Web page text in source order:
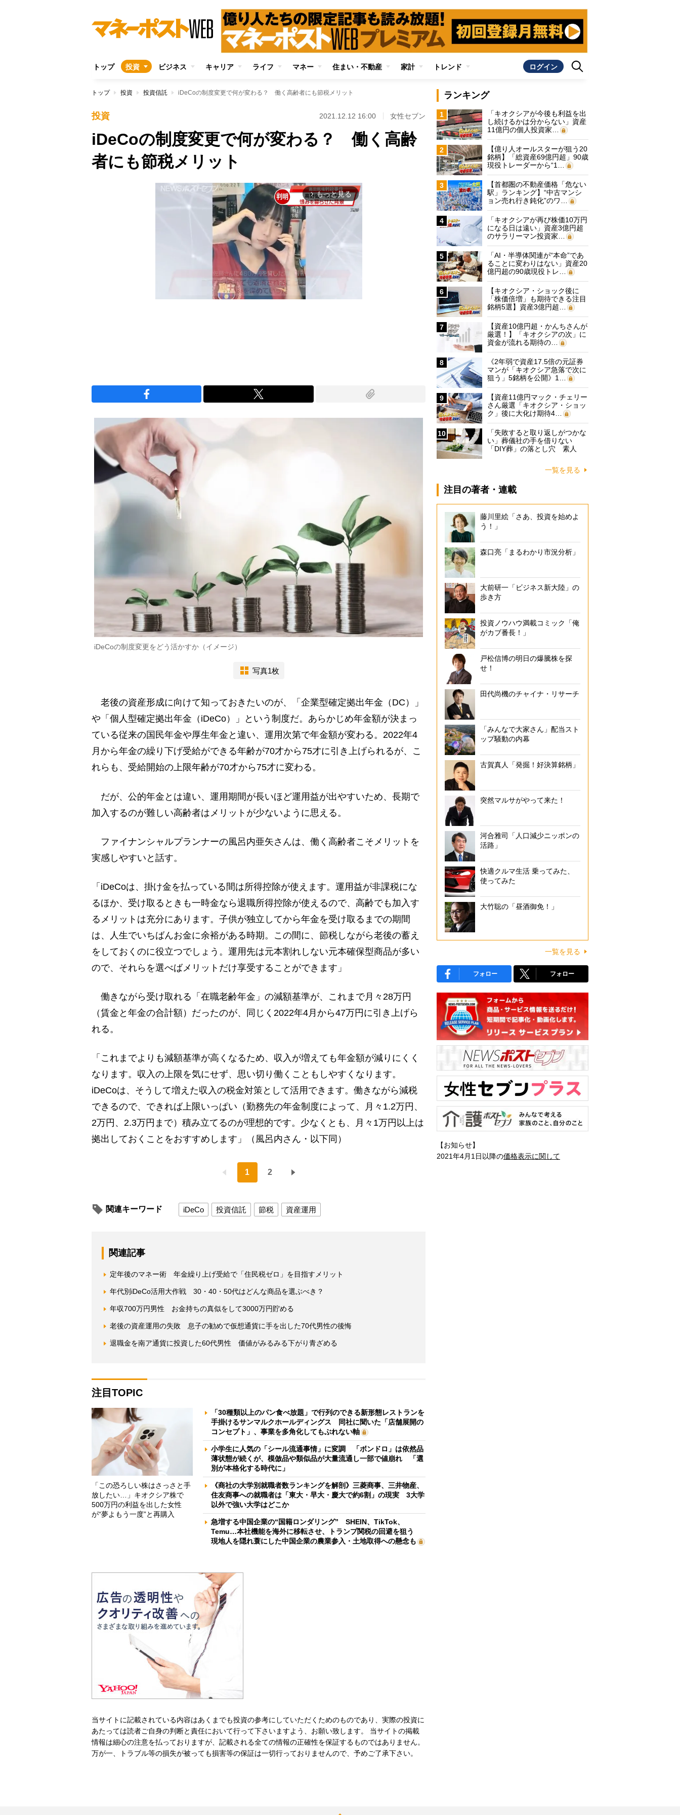
トップ 投資 ビジネス キャリア ライフ マネー 住まい・不動産 家計 トレンド ログイン
トップ 投資 投資信託 iDeCoの制度変更で何が変わる？ 働く高齢者にも節税メリット
投資 2021.12.12 16:00 女性セブン
iDeCoの制度変更で何が変わる？ 働く高齢
者にも節税メリット
arrow_forward_ios もっと見る
iDeCoの制度変更をどう活かすか（イメージ）
写真1枚
老後の資産形成に向けて知っておきたいのが、「企業型確定拠出年金（DC）」
や「個人型確定拠出年金（iDeCo）」という制度だ。あらかじめ年金額が決まっ
ている従来の国民年金や厚生年金と違い、運用次第で年金額が変わる。2022年4
月から年金の繰り下げ受給ができる年齢が70才から75才に引き上げられるが、こ
れらも、受給開始の上限年齢が70才から75才に変わる。
だが、公的年金とは違い、運用期間が長いほど運用益が出やすいため、長期で
加入するのが難しい高齢者はメリットが少ないように思える。
ファイナンシャルプランナーの風呂内亜矢さんは、働く高齢者こそメリットを
実感しやすいと話す。
「iDeCoは、掛け金を払っている間は所得控除が使えます。運用益が非課税にな
るほか、受け取るときも一時金なら退職所得控除が使えるので、高齢でも加入す
るメリットは充分にあります。子供が独立してから年金を受け取るまでの期間
は、人生でいちばんお金に余裕がある時期。この間に、節税しながら老後の蓄え
をしておくのに役立つでしょう。運用先は元本割れしない元本確保型商品が多い
ので、それらを選べばメリットだけ享受することができます」
働きながら受け取れる「在職老齢年金」の減額基準が、これまで月々28万円
（賃金と年金の合計額）だったのが、同じく2022年4月から47万円に引き上げら
れる。
「これまでよりも減額基準が高くなるため、収入が増えても年金額が減りにくく
なります。収入の上限を気にせず、思い切り働くこともしやすくなります。
iDeCoは、そうして増えた収入の税金対策として活用できます。働きながら減税
できるので、できれば上限いっぱい（勤務先の年金制度によって、月々1.2万円、
2万円、2.3万円まで）積み立てるのが理想的です。少なくとも、月々1万円以上は
拠出しておくことをおすすめします」（風呂内さん・以下同）
1 2
関連キーワード iDeCo 投資信託 節税 資産運用
関連記事
定年後のマネー術 年金繰り上げ受給で「住民税ゼロ」を目指すメリット
年代別iDeCo活用大作戦 30・40・50代はどんな商品を選ぶべき？
年収700万円男性 お金持ちの真似をして3000万円貯める
老後の資産運用の失敗 息子の勧めで仮想通貨に手を出した70代男性の後悔
退職金を南ア通貨に投資した60代男性 価値がみるみる下がり青ざめる
注目TOPIC
「この恐ろしい株はさっさと手
放したい…」キオクシア株で
500万円の利益を出した女性
が“夢よもう一度”と再購入
「30種類以上のパン食べ放題」で行列のできる新形態レストランを
手掛けるサンマルクホールディングス 同社に聞いた「店舗展開の
コンセプト」、事業を多角化してもぶれない軸
小学生に人気の「シール流通事情」に変調 「ボンドロ」は依然品
薄状態が続くが、模倣品や類似品が大量流通し一部で値崩れ 「選
別が本格化する時代に」
《商社の大学別就職者数ランキングを解剖》三菱商事、三井物産、
住友商事への就職者は「東大・早大・慶大で約6割」の現実 3大学
以外で強い大学はどこか
急増する中国企業の“国籍ロンダリング” SHEIN、TikTok、
Temu…本社機能を海外に移転させ、トランプ関税の回避を狙う
現地人を隠れ蓑にした中国企業の農業参入・土地取得への懸念も
当サイトに記載されている内容はあくまでも投資の参考にしていただくためのものであり、実際の投資に
あたっては読者ご自身の判断と責任において行って下さいますよう、お願い致します。 当サイトの掲載
情報は細心の注意を払っておりますが、記載される全ての情報の正確性を保証するものではありません。
万が一、トラブル等の損失が被っても損害等の保証は一切行っておりませんので、予めご了承下さい。
ランキング
1
「キオクシアが今後も利益を出
し続けるかは分からない」資産
11億円の個人投資家…
2
【億り人オールスターが狙う20
銘柄】「総資産69億円超」90歳
現役トレーダーから“1…
3
【首都圏の不動産価格「危ない
駅」ランキング】“中古マンシ
ョン売れ行き鈍化”のワ…
4
「キオクシアが再び株価10万円
になる日は遠い」資産3億円超
のサラリーマン投資家…
5
「AI・半導体関連が“本命”であ
ることに変わりはない」資産20
億円超の90歳現役トレ…
6
【キオクシア・ショック後に
「株価倍増」も期待できる注目
銘柄5選】資産3億円超…
7
【資産10億円超・かんちさんが
厳選！】「キオクシアの次」に
資金が流れる期待の…
8
《2年弱で資産17.5倍の元証券
マンが「キオクシア急落で次に
狙う」5銘柄を公開》1…
9
【資産11億円マック・チェリー
さん厳選「キオクシア・ショッ
ク」後に大化け期待4…
10
「失敗すると取り返しがつかな
い」葬儀社の手を借りない
「DIY葬」の落とし穴 素人
一覧を見る
注目の著者・連載
藤川里絵「さあ、投資を始めよ
う！」
森口亮「まるわかり市況分析」
大前研一「ビジネス新大陸」の
歩き方
投資ノウハウ満載コミック「俺
がカブ番長！」
戸松信博の明日の爆騰株を探
せ！
田代尚機のチャイナ・リサーチ
「みんなで大家さん」配当スト
ップ騒動の内幕
古賀真人「発掘！好決算銘柄」
突然マルサがやって来た！
河合雅司「人口減少ニッポンの
活路」
快適クルマ生活 乗ってみた、
使ってみた
大竹聡の「昼酒御免！」
一覧を見る
フォロー フォロー
【お知らせ】
2021年4月1日以降の価格表示に関して